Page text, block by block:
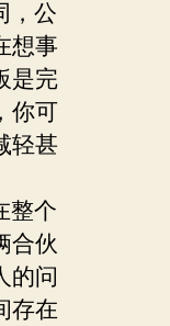
，公
想事
是完
你可
轻甚
整个
合伙
的问
存在